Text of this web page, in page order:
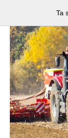
Ta